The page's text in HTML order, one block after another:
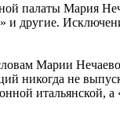
палаты Мария
другие.
Марии
никогда не
итальянской,